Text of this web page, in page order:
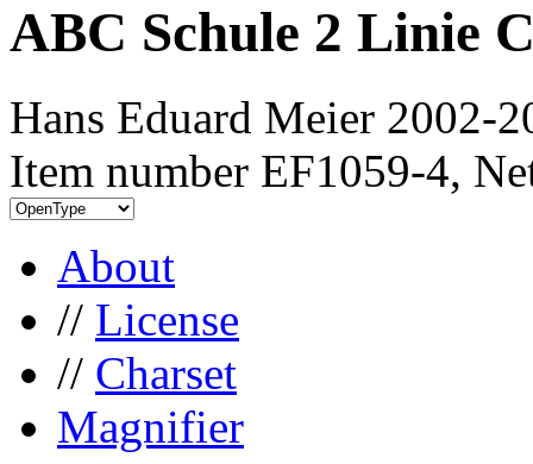
ABC Schule 2 Linie
Hans Eduard Meier 2002-
Item number EF1059-4,
About
// License
// Charset
Magnifier